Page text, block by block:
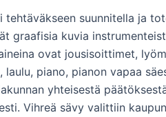
tehtäväkseen suunnitella ja
graafisia kuvia
ovat jousisoittimet,
laulu, piano, pianon vapaa
yhteisestä
Vihreä sävy valittiin